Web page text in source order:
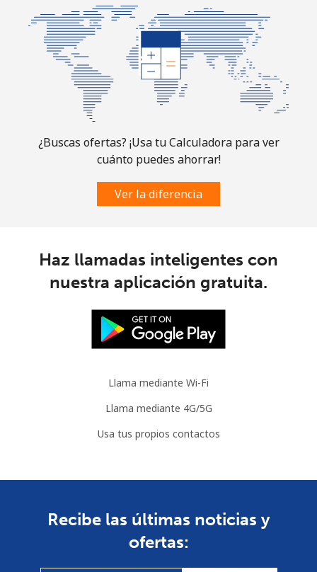
¿Buscas ofertas? ¡Usa tu Calculadora para ver
cuánto puedes ahorrar!
Ver la diferencia
Haz llamadas inteligentes con
nuestra aplicación gratuita.
Llama mediante Wi-Fi
Llama mediante 4G/5G
Usa tus propios contactos
Recibe las últimas noticias y
ofertas: